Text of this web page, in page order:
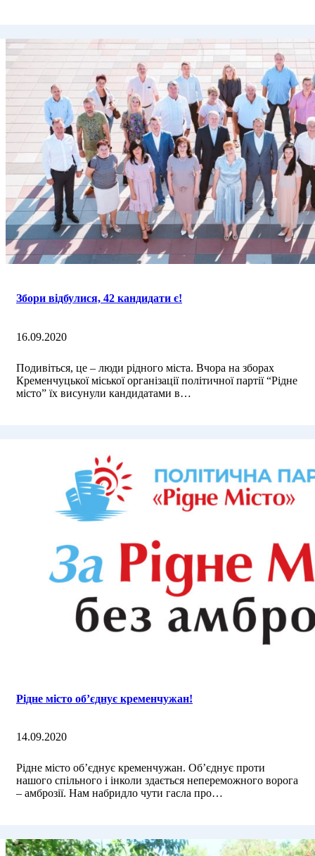
Збори відбулися, 42 кандидати є!
16.09.2020
Подивіться, це – люди рідного міста. Вчора на зборах
Кременчуцької міської організації політичної партії “Рідне
місто” їх висунули кандидатами в…
Рідне місто об’єднує кременчужан!
14.09.2020
Рідне місто об’єднує кременчужан. Об’єднує проти
нашого спільного і інколи здається непереможного ворога
– амброзії. Нам набридло чути гасла про…